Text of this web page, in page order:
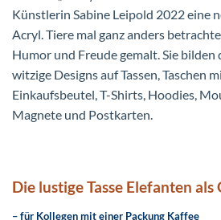
Künstlerin Sabine Leipold 2022 eine
Acryl. Tiere mal ganz anders
Humor und Freude gemalt. Sie
witzige Designs auf Tassen, Taschen
Einkaufsbeutel, T-Shirts, Hoodies,
Magnete und Postkarten.
Die lustige Tasse Elefanten als
– für Kollegen mit einer Packung Kaffee